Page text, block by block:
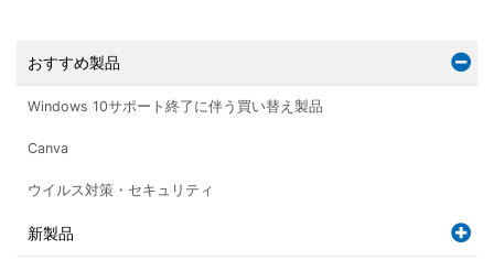
おすすめ製品
Windows 10サポート終了に伴う買い替え製品
Canva
ウイルス対策・セキュリティ
新製品